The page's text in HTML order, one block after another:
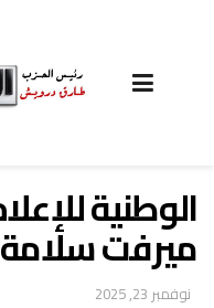
الوطنية
ميرفت سلامة
نوفمبر 23, 2025